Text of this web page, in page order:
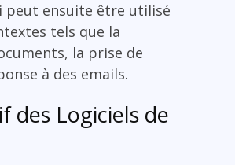
peut ensuite être utilisé
tels que la
la prise de
à des emails.
des Logiciels de